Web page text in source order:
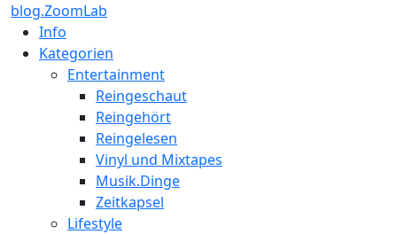
blog.ZoomLab
Info
Kategorien
Entertainment
Reingeschaut
Reingehört
Reingelesen
Vinyl und Mixtapes
Musik.Dinge
Zeitkapsel
Lifestyle